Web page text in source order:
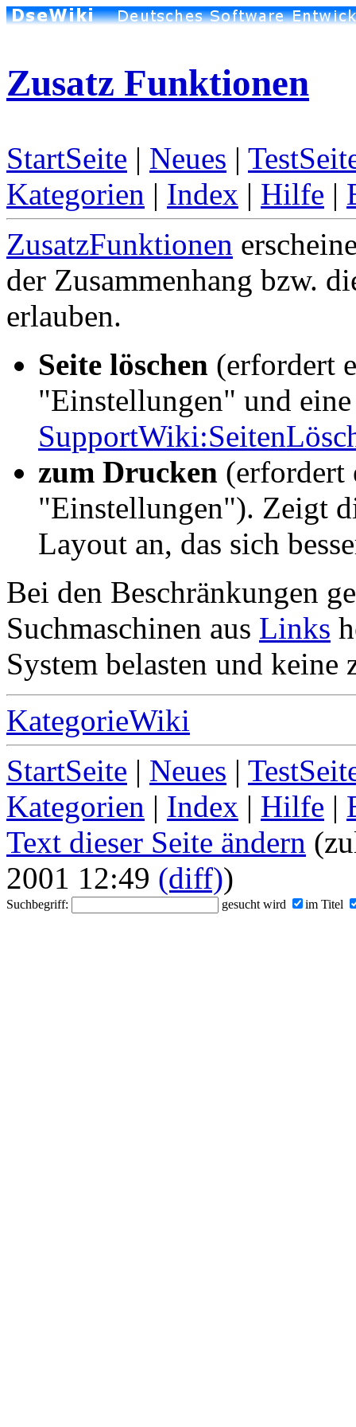
Zusatz Funktionen
StartSeite | Neues |
Kategorien | Index | Hilfe |
ZusatzFunktionen
der Zusammenhang bzw.
erlauben.
Seite löschen (erfordert
"Einstellungen" und
zum Drucken (erfordert
"Einstellungen"). Zeigt
Layout an, das sich
Bei den Beschränkungen
Suchmaschinen aus Links
System belasten und
KategorieWiki
StartSeite | Neues |
Kategorien | Index | Hilfe |
Text dieser Seite ändern
2001 12:49 (diff))
Suchbegriff: gesucht wird im Titel